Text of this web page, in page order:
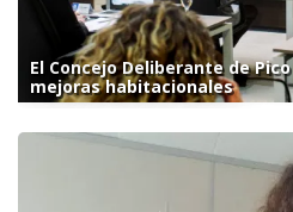
El Concejo Deliberante de
mejoras habitacionales